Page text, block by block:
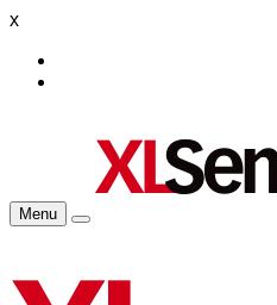
x
Menu